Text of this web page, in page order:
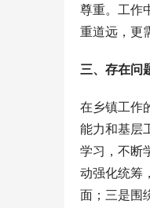
尊重。工作
重道远，更
三、存在问
在乡镇工作
能力和基层
学习，不断
动强化统筹
面；三是围